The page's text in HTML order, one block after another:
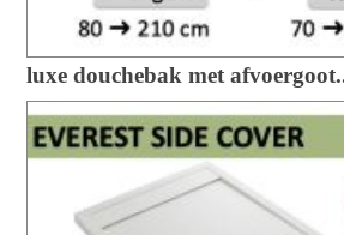
luxe douchebak met